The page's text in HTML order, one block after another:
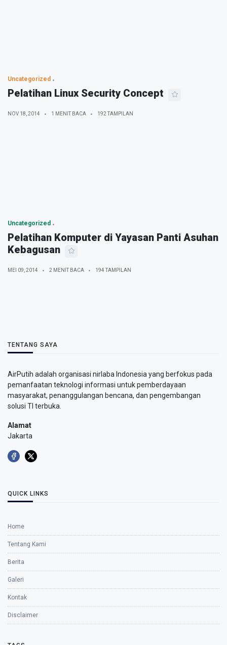
Uncategorized
Pelatihan Linux Security Concept
NOV 18, 2014 1 MENIT BACA 192 TAMPILAN
Uncategorized
Pelatihan Komputer di Yayasan Panti Asuhan
Kebagusan
MEI 09, 2014 2 MENIT BACA 194 TAMPILAN
TENTANG SAYA
AirPutih adalah organisasi nirlaba Indonesia yang berfokus pada
pemanfaatan teknologi informasi untuk pemberdayaan
masyarakat, penanggulangan bencana, dan pengembangan
solusi TI terbuka.
Alamat
Jakarta
QUICK LINKS
Home
Tentang Kami
Berita
Galeri
Kontak
Disclaimer